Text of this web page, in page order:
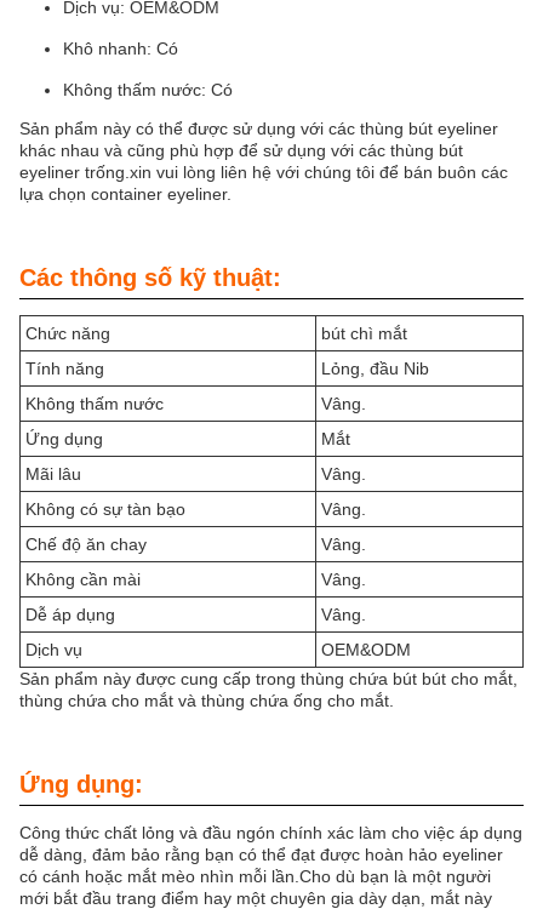
Dịch vụ: OEM&ODM
Khô nhanh: Có
Không thấm nước: Có
Sản phẩm này có thể được sử dụng với các thùng bút eyeliner
khác nhau và cũng phù hợp để sử dụng với các thùng bút
eyeliner trống.xin vui lòng liên hệ với chúng tôi để bán buôn các
lựa chọn container eyeliner.
Các thông số kỹ thuật:
Chức năng
bút chì mắt
Tính năng
Lỏng, đầu Nib
Không thấm nước
Vâng.
Ứng dụng
Mắt
Mãi lâu
Vâng.
Không có sự tàn bạo
Vâng.
Chế độ ăn chay
Vâng.
Không cần mài
Vâng.
Dễ áp dụng
Vâng.
Dịch vụ
OEM&ODM
Sản phẩm này được cung cấp trong thùng chứa bút bút cho mắt,
thùng chứa cho mắt và thùng chứa ống cho mắt.
Ứng dụng:
Công thức chất lỏng và đầu ngón chính xác làm cho việc áp dụng
dễ dàng, đảm bảo rằng bạn có thể đạt được hoàn hảo eyeliner
có cánh hoặc mắt mèo nhìn mỗi lần.Cho dù bạn là một người
mới bắt đầu trang điểm hay một chuyên gia dày dạn, mắt này